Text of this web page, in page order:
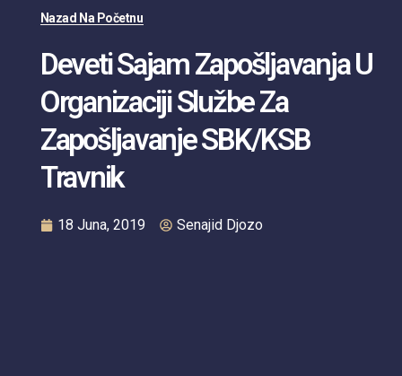
Nazad Na Početnu
Deveti Sajam Zapošljavanja U
Organizaciji Službe Za
Zapošljavanje SBK/KSB
Travnik
18 Juna, 2019 Senajid Djozo